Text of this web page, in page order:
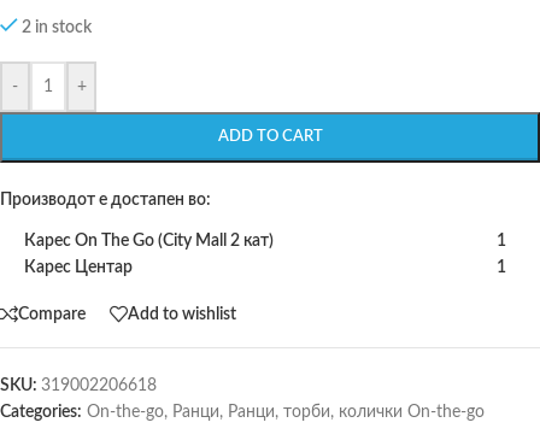
2 in stock
- +
ADD TO CART
Производот е достапен во:
Карес On The Go (City Mall 2 кат)
1
Карес Центар
1
Compare Add to wishlist
SKU: 319002206618
Categories: On-the-go, Ранци, Ранци, торби, колички On-the-go